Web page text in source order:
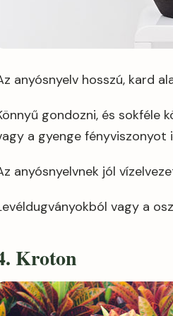
anyósnyelv hosszú, kard
gondozni, és sokféle
a gyenge fényviszonyot
anyósnyelvnek jól
vagy a
Kroton